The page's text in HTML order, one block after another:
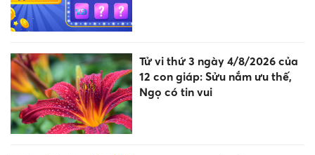
Tử vi thứ 3 ngày 4/8/2026 của
12 con giáp: Sửu nắm ưu thế,
Ngọ có tin vui